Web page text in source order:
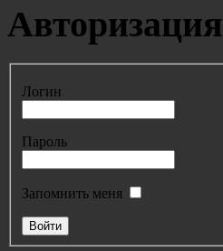
Авторизация
Логин
Пароль
Запомнить меня